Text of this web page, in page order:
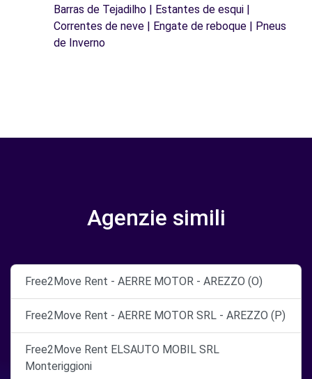
Barras de Tejadilho | Estantes de esqui |
Correntes de neve | Engate de reboque | Pneus
de Inverno
Agenzie simili
Free2Move Rent - AERRE MOTOR - AREZZO (O)
Free2Move Rent - AERRE MOTOR SRL - AREZZO (P)
Free2Move Rent ELSAUTO MOBIL SRL
Monteriggioni